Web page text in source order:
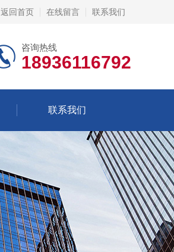
返回首页 在线留言 联系我们
咨询热线
18936116792
联系我们